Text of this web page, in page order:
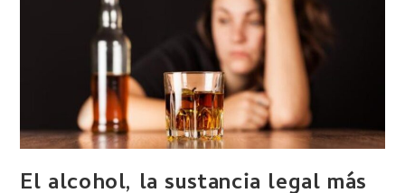
El alcohol, la sustancia legal más